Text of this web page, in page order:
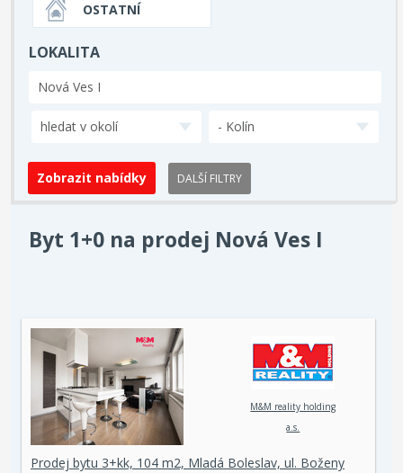
OSTATNÍ
LOKALITA
hledat v okolí - Kolín
DALŠÍ FILTRY
Byt 1+0 na prodej Nová Ves I
M&M reality holding
a.s.
Prodej bytu 3+kk, 104 m2, Mladá Boleslav, ul. Boženy